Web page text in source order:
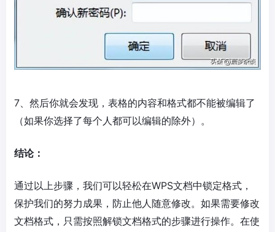
7、然后你就会发现，表格的内容和格式都不能被编辑了
（如果你选择了每个人都可以编辑的除外）。
结论：
通过以上步骤，我们可以轻松在WPS文档中锁定格式，
保护我们的努力成果，防止他人随意修改。如果需要修改
文档格式，只需按照解锁文档格式的步骤进行操作。在使